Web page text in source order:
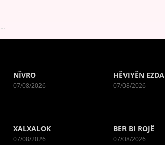
NÎVRO
07/08/2026
HÊVIYÊN EZDA
07/08/2026
XALXALOK
07/08/2026
BER BI ROJÊ
07/08/2026